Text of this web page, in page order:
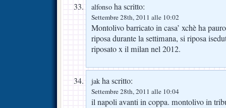
alfonso ha scritto:
Settembre 28th, 2011 alle 10:02
Montolivo barricato in casa’ xchè ha
riposa durante la settimana, si riposa
riposato x il milan nel 2012.
jak ha scritto:
Settembre 28th, 2011 alle 10:04
il napoli avanti in coppa. montolivo in